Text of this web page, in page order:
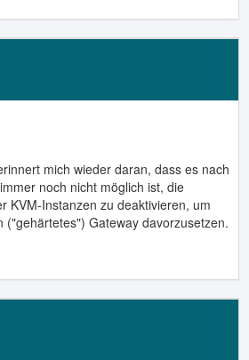
mich wieder daran, dass es nach
noch nicht möglich ist, die
KVM-Instanzen zu deaktivieren, um
("gehärtetes") Gateway davorzusetzen.